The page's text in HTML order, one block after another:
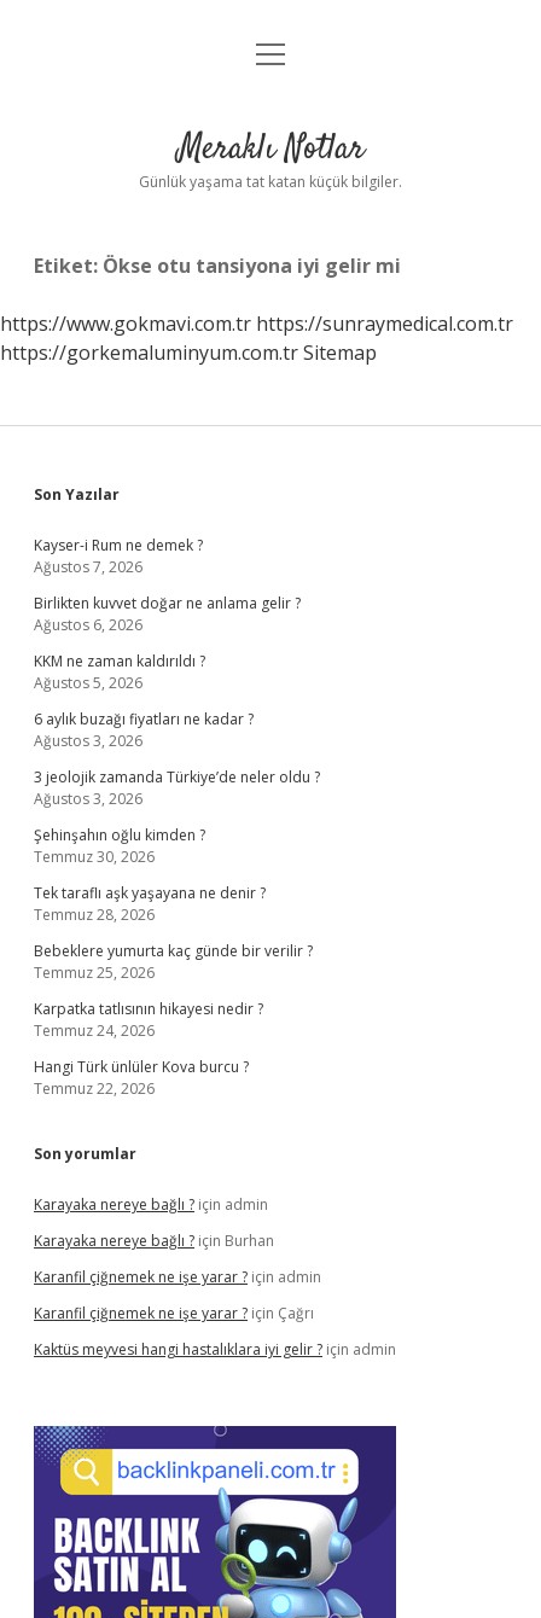
Anasayfa
Yasal Uyarı
menüyü
Meraklı Notlar
Günlük yaşama tat katan küçük bilgiler.
Etiket: Ökse otu tansiyona iyi gelir mi
https://www.gokmavi.com.tr https://sunraymedical.com.tr
https://gorkemaluminyum.com.trSitemap
Sidebar
Son Yazılar
Kayser-i Rum ne demek ?
Ağustos 7, 2026
Birlikten kuvvet doğar ne anlama gelir ?
Ağustos 6, 2026
KKM ne zaman kaldırıldı ?
Ağustos 5, 2026
6 aylık buzağı fiyatları ne kadar ?
Ağustos 3, 2026
3 jeolojik zamanda Türkiye’de neler oldu ?
Ağustos 3, 2026
Şehinşahın oğlu kimden ?
Temmuz 30, 2026
Tek taraflı aşk yaşayana ne denir ?
Temmuz 28, 2026
Bebeklere yumurta kaç günde bir verilir ?
Temmuz 25, 2026
Karpatka tatlısının hikayesi nedir ?
Temmuz 24, 2026
Hangi Türk ünlüler Kova burcu ?
Temmuz 22, 2026
Son yorumlar
Karayaka nereye bağlı ? için admin
Karayaka nereye bağlı ? için Burhan
Karanfil çiğnemek ne işe yarar ? için admin
Karanfil çiğnemek ne işe yarar ? için Çağrı
Kaktüs meyvesi hangi hastalıklara iyi gelir ? için admin